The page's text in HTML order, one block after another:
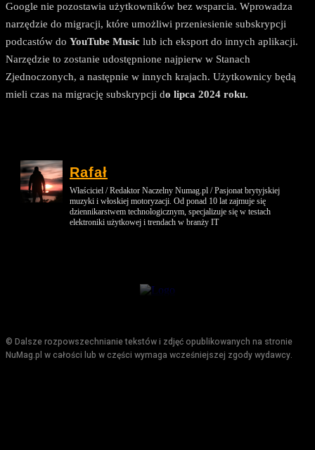
Google nie pozostawia użytkowników bez wsparcia. Wprowadza
narzędzie do migracji, które umożliwi przeniesienie subskrypcji
podcastów do YouTube Music lub ich eksport do innych aplikacji.
Narzędzie to zostanie udostępnione najpierw w Stanach
Zjednoczonych, a następnie w innych krajach. Użytkownicy będą
mieli czas na migrację subskrypcji do lipca 2024 roku.
Rafał
Właściciel / Redaktor Naczelny Numag.pl / Pasjonat brytyjskiej
muzyki i włoskiej motoryzacji. Od ponad 10 lat zajmuje się
dziennikarstwem technologicznym, specjalizuje się w testach
elektroniki użytkowej i trendach w branży IT
© Dalsze rozpowszechnianie tekstów i zdjęć opublikowanych na stronie
NuMag.pl w całości lub w części wymaga wcześniejszej zgody wydawcy.